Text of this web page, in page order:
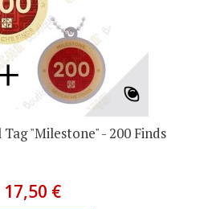
"Milestone" - 200 Finds
17,50 €